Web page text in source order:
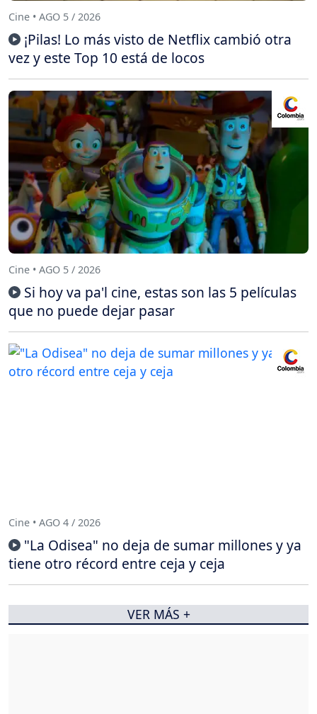
Cine • AGO 5 / 2026
¡Pilas! Lo más visto de Netflix cambió otra
vez y este Top 10 está de locos
Cine • AGO 5 / 2026
Si hoy va pa'l cine, estas son las 5 películas
que no puede dejar pasar
Cine • AGO 4 / 2026
"La Odisea" no deja de sumar millones y ya
tiene otro récord entre ceja y ceja
VER MÁS +